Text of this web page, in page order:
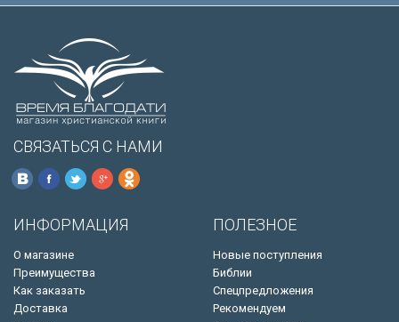
СВЯЗАТЬСЯ С НАМИ
ИНФОРМАЦИЯ
О магазине
Преимущества
Как заказать
Доставка
ПОЛЕЗНОЕ
Новые поступления
Библии
Спецпредложения
Рекомендуем